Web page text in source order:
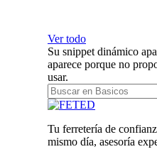
Ver todo
Su snippet dinámico
aparece porque no
usar.
Tu ferretería de
mismo día, asesoría